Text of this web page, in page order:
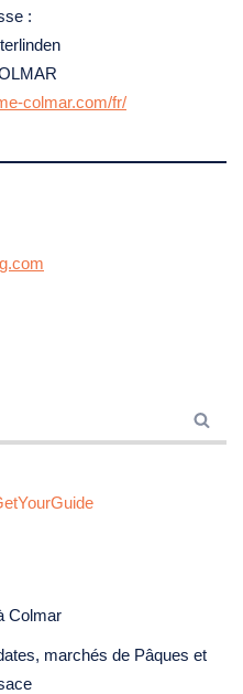
:
colmar.com/fr/
Colmar
marchés de Pâques et